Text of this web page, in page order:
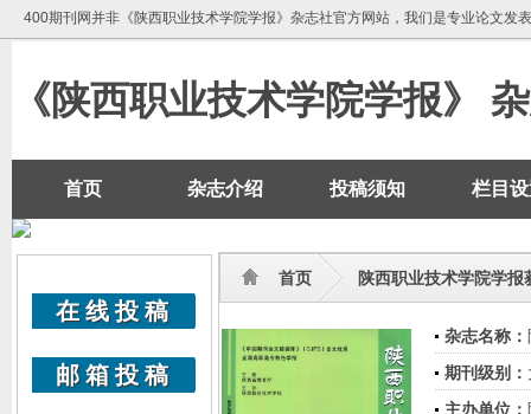
400期刊网并非《陕西职业技术学院学报》杂志社官方网站，我们是专业论文发
《陕西职业技术学院学报》
首页 杂志介绍 投稿须知 栏目
在线投稿
邮箱投稿
首页 陕西职业技术学院学报
杂志名称：
期刊级别：
主办单位：